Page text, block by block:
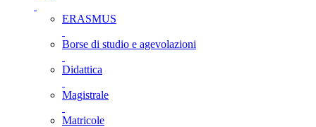
ERASMUS
Borse di studio e agevolazioni
Didattica
Magistrale
Matricole